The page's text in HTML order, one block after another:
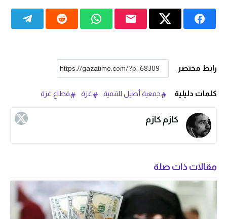
رابط مختصر
كلمات دليلية جمعية أصيل للتنمية غزة قطاع غزة
كازم كازم
مقالات ذات صلة